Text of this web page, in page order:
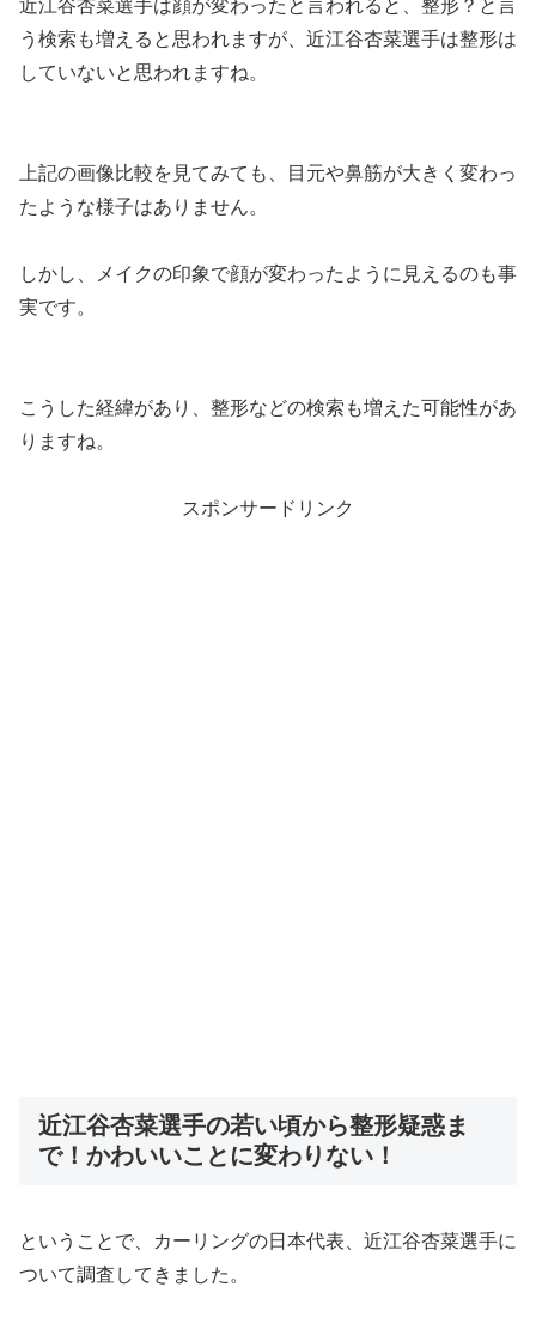
近江谷杏菜選手は顔が変わったと言われると、整形？と言
う検索も増えると思われますが、近江谷杏菜選手は整形は
していないと思われますね。
上記の画像比較を見てみても、目元や鼻筋が大きく変わっ
たような様子はありません。
しかし、メイクの印象で顔が変わったように見えるのも事
実です。
こうした経緯があり、整形などの検索も増えた可能性があ
りますね。
スポンサードリンク
近江谷杏菜選手の若い頃から整形疑惑ま
で！かわいいことに変わりない！
ということで、カーリングの日本代表、近江谷杏菜選手に
ついて調査してきました。